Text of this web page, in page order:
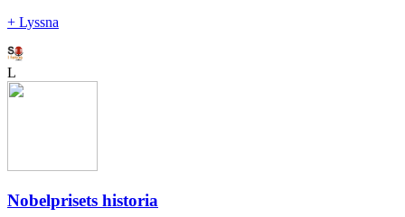
+ Lyssna
L
Nobelprisets historia